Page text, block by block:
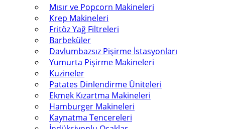
Mısır ve Popcorn Makineleri
Krep Makineleri
Fritöz Yağ Filtreleri
Barbeküler
Davlumbazsız Pişirme İstasyonları
Yumurta Pişirme Makineleri
Kuzineler
Patates Dinlendirme Üniteleri
Ekmek Kızartma Makineleri
Hamburger Makineleri
Kaynatma Tencereleri